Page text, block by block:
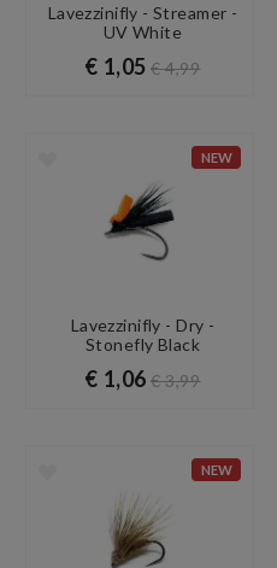
Lavezzinifly - Streamer -
UV White
€ 1,05€ 4,99
NEW
Lavezzinifly - Dry -
Stonefly Black
€ 1,06€ 3,99
NEW